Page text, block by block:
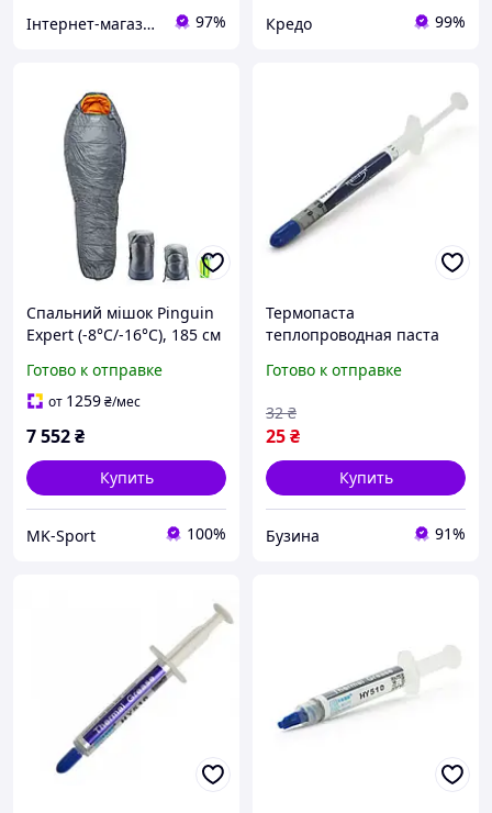
Інтернет-магазин "NicePrice" 97% Кредо 99%
Спальний мішок Pinguin
Expert (-8°С/-16°С), 185 см
233186) 2020
Готово к отправке
от 1259₴/мес
7 552₴
Купить
MK-Sport 100%
Термопаста
теплопроводная паста
0.5g шприц grey для
ноутбука buzyna
Готово к отправке
25₴
32 ₴
Купить
Бузина 91%